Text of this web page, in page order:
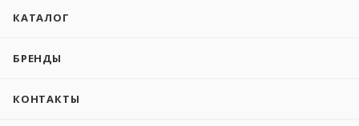
КАТАЛОГ
БРЕНДЫ
КОНТАКТЫ